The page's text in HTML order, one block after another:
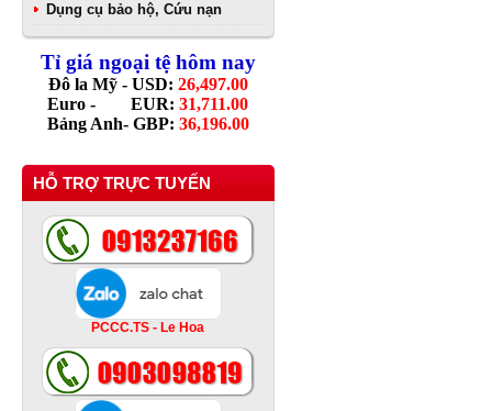
Dụng cụ bảo hộ, Cứu nạn
Tỉ giá ngoại tệ hôm nay
Đô la Mỹ - USD: 26,497.00
Euro - EUR: 31,711.00
Bảng Anh- GBP: 36,196.00
HỖ TRỢ TRỰC TUYẾN
PCCC.TS - Le Hoa